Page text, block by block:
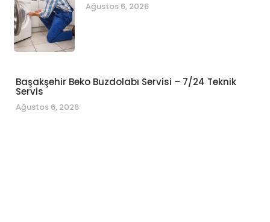
Ağustos 6, 2026
Başakşehir Beko Buzdolabı Servisi – 7/24 Teknik
Servis
Ağustos 6, 2026